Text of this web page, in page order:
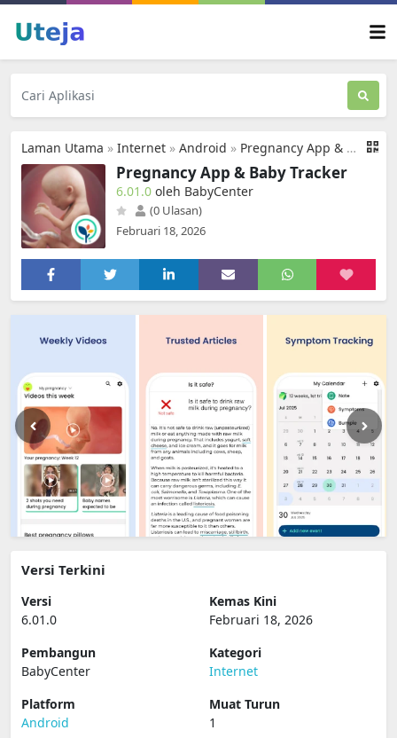
Laman Utama » Internet » Android » Pregnancy App & Baby Tracker
Pregnancy App & Baby Tracker
6.01.0 oleh BabyCenter
(0 Ulasan)
Februari 18, 2026
Versi Terkini
Versi
6.01.0
Kemas Kini
Februari 18, 2026
Pembangun
BabyCenter
Kategori
Internet
Platform
Android
Muat Turun
1